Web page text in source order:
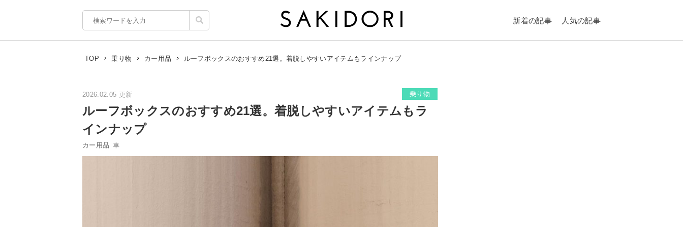
新着の記事 人気の記事
TOP 乗り物 カー用品 ルーフボックスのおすすめ21選。着脱しやすいアイテムもラインナップ
2026.02.05 更新 乗り物
ルーフボックスのおすすめ21選。着脱しやすいアイテムもラ
インナップ
カー用品 車